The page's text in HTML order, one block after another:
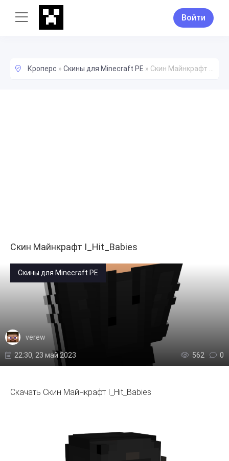
Войти
Кроперс » Скины для Minecraft PE » Скин Майнкрафт I_Hit_Babies
Скин Майнкрафт I_Hit_Babies
Скины для Minecraft PE
verew
22:30, 23 май 2023 562 0
Скачать Скин Майнкрафт I_Hit_Babies